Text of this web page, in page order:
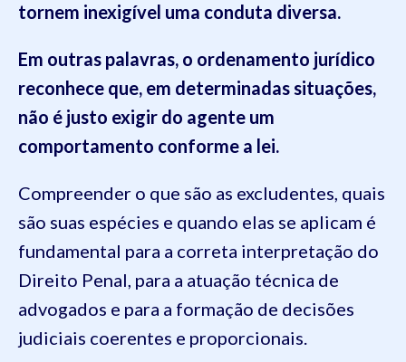
tornem inexigível uma conduta diversa.
Em outras palavras, o ordenamento jurídico
reconhece que, em determinadas situações,
não é justo exigir do agente um
comportamento conforme a lei.
Compreender o que são as excludentes, quais
são suas espécies e quando elas se aplicam é
fundamental para a correta interpretação do
Direito Penal, para a atuação técnica de
advogados e para a formação de decisões
judiciais coerentes e proporcionais.